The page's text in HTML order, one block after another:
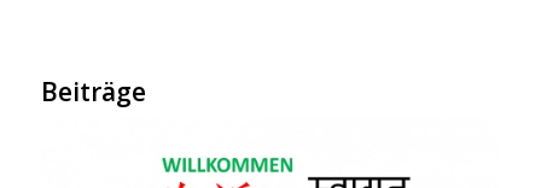
Beiträge